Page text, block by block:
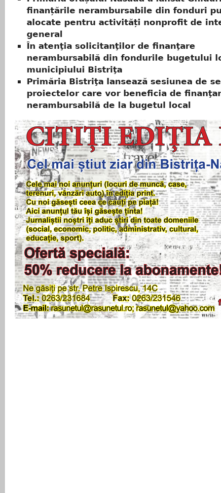
finanțările nerambursabile din fonduri
alocate pentru activități nonprofit de
general
În atenţia solicitanţilor de finanţare
nerambursabilă din fondurile bugetului
municipiului Bistriţa
Primăria Bistriţa lansează sesiunea de
proiectelor care vor beneficia de
nerambursabilă de la bugetul local